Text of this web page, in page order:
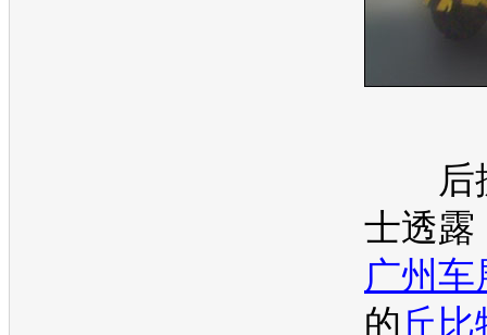
后
士透露
广州车
的 丘比